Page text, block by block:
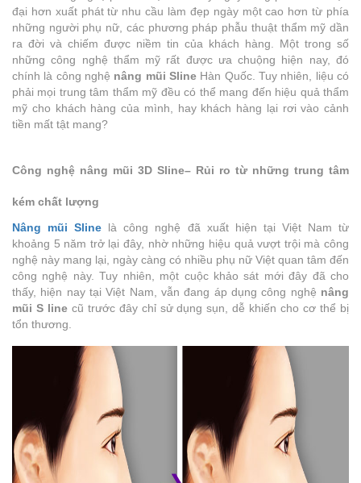
đại hơn xuất phát từ nhu cầu làm đẹp ngày một cao hơn từ phía
những người phụ nữ, các phương pháp phẫu thuật thẩm mỹ dần
ra đời và chiếm được niềm tin của khách hàng. Một trong số
những công nghệ thẩm mỹ rất được ưa chuộng hiện nay, đó
chính là công nghệ nâng mũi Sline Hàn Quốc. Tuy nhiên, liệu có
phải mọi trung tâm thẩm mỹ đều có thể mang đến hiệu quả thẩm
mỹ cho khách hàng của mình, hay khách hàng lại rơi vào cảnh
tiền mất tật mang?
Công nghệ nâng mũi 3D Sline– Rủi ro từ những trung tâm
kém chất lượng
Nâng mũi Sline là công nghệ đã xuất hiện tại Việt Nam từ
khoảng 5 năm trở lại đây, nhờ những hiệu quả vượt trội mà công
nghệ này mang lại, ngày càng có nhiều phụ nữ Việt quan tâm đến
công nghệ này. Tuy nhiên, một cuộc khảo sát mới đây đã cho
thấy, hiện nay tại Việt Nam, vẫn đang áp dụng công nghệ nâng
mũi S linecũ trước đây chỉ sử dụng sụn, dễ khiến cho cơ thể bị
tổn thương.